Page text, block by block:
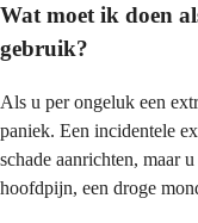
Wat moet ik doen
gebruik?
Als u per ongeluk een
paniek. Een incidentele
schade aanrichten, maar
hoofdpijn, een droge